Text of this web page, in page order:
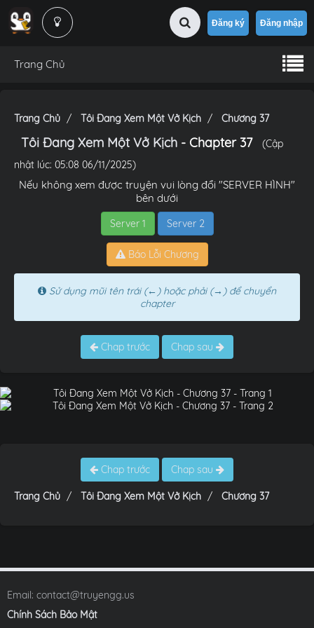
Đăng ký Đăng nhập
Trang Chủ
Trang Chủ Tôi Đang Xem Một Vở Kịch Chương 37
Tôi Đang Xem Một Vở Kịch - Chapter 37
(Cập
nhật lúc: 05:08 06/11/2025)
Nếu không xem được truyện vui lòng đổi "SERVER HÌNH"
bên dưới
Server 1 Server 2
Báo Lỗi Chương
Sử dụng mũi tên trái (←) hoặc phải (→) để chuyển
chapter
Chap trước Chap sau
Chap trước Chap sau
Trang Chủ Tôi Đang Xem Một Vở Kịch Chương 37
Email: contact@truyengg.us
Chính Sách Bảo Mật